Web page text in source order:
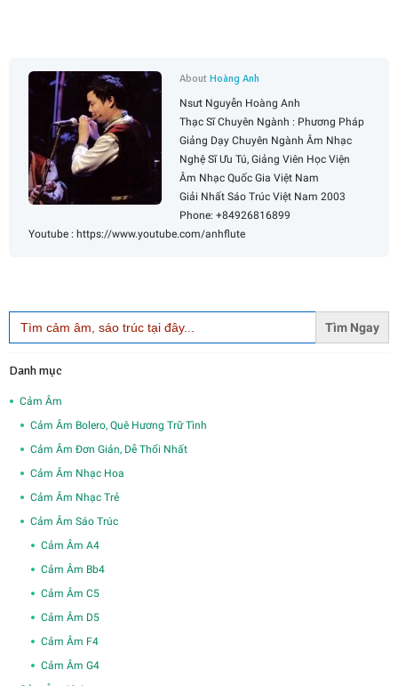
AboutHoàng Anh
Nsưt Nguyễn Hoàng Anh
Thạc Sĩ Chuyên Ngành : Phương Pháp
Giảng Dạy Chuyên Ngành Âm Nhạc
Nghệ Sĩ Ưu Tú, Giảng Viên Học Viện
Âm Nhạc Quốc Gia Việt Nam
Giải Nhất Sáo Trúc Việt Nam 2003
Phone: +84926816899
Youtube : https://www.youtube.com/anhflute
Search
for:
Danh mục
Cảm Âm
Cảm Âm Bolero, Quê Hương Trữ Tình
Cảm Âm Đơn Giản, Dễ Thổi Nhất
Cảm Âm Nhạc Hoa
Cảm Âm Nhạc Trẻ
Cảm Âm Sáo Trúc
Cảm Âm A4
Cảm Âm Bb4
Cảm Âm C5
Cảm Âm D5
Cảm Âm F4
Cảm Âm G4